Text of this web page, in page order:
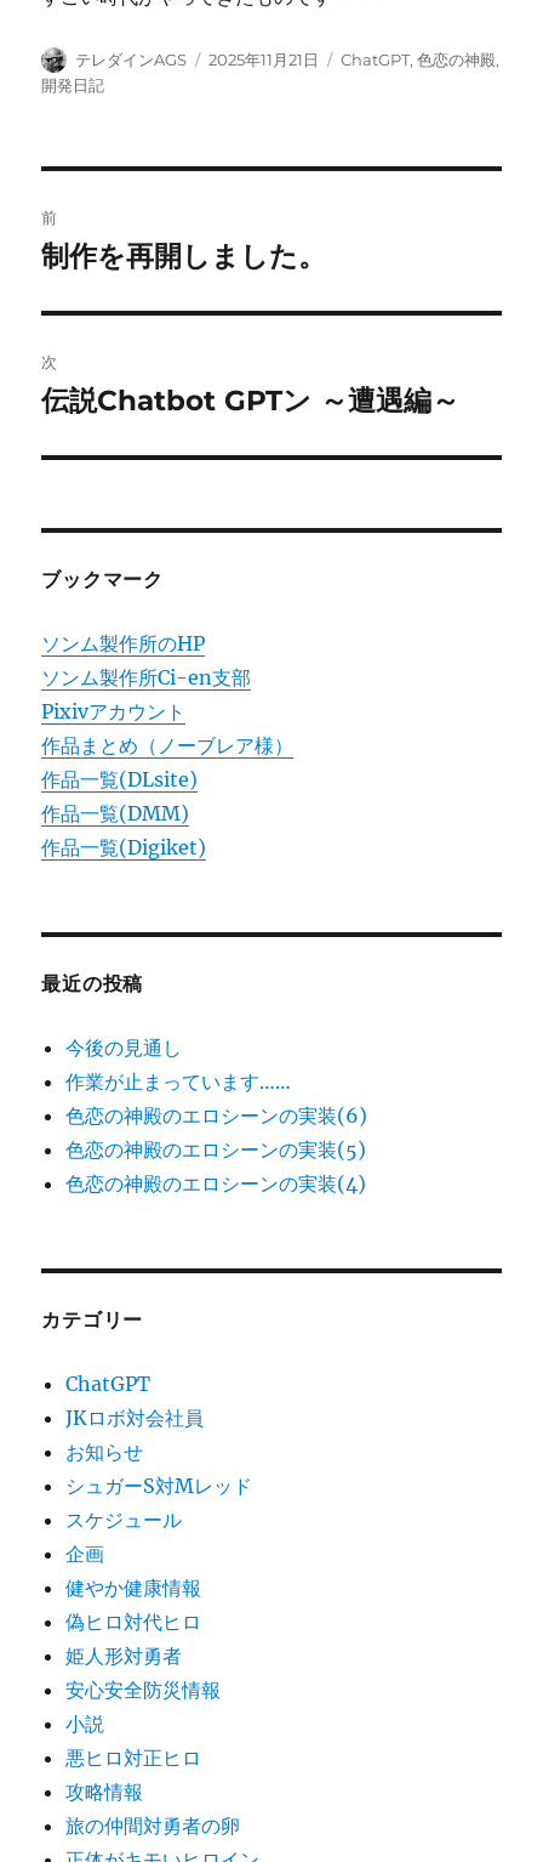
投
稿
テレダインAGS
投
2025年11月21日
カ
ChatGPT,色恋の神殿,
開発日記
稿
ビ
ゲ
ー
前
前
投
稿:
制作を再開しました。
次
次
投
伝説Chatbot GPTン ～遭遇編～
ブックマーク
ソンム製作所のHP
ソンム製作所Ci-en支部
Pixivアカウント
作品まとめ（ノーブレア様）
作品一覧(DLsite)
作品一覧(DMM)
作品一覧(Digiket)
最近の投稿
今後の見通し
作業が止まっています……
色恋の神殿のエロシーンの実装(6)
色恋の神殿のエロシーンの実装(5)
色恋の神殿のエロシーンの実装(4)
カテゴリー
ChatGPT
JKロボ対会社員
お知らせ
シュガーS対Mレッド
スケジュール
企画
健やか健康情報
偽ヒロ対代ヒロ
姫人形対勇者
安心安全防災情報
小説
悪ヒロ対正ヒロ
攻略情報
旅の仲間対勇者の卵